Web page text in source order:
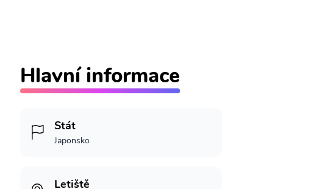
Hlavní informace
Stát
Japonsko
Letiště